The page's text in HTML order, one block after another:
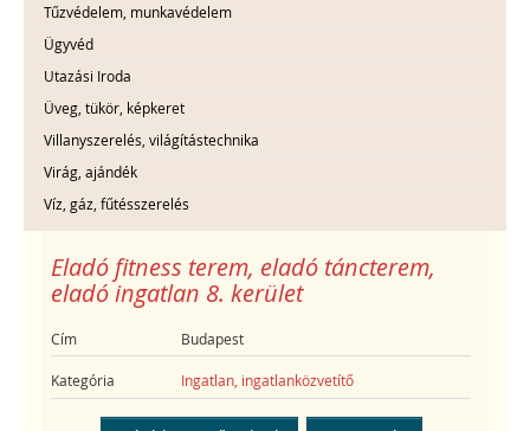
Tűzvédelem, munkavédelem
Ügyvéd
Utazási Iroda
Üveg, tükör, képkeret
Villanyszerelés, világítástechnika
Virág, ajándék
Víz, gáz, fűtésszerelés
Eladó fitness terem, eladó táncterem,
eladó ingatlan 8. kerület
Cím Budapest
Kategória Ingatlan, ingatlanközvetítő